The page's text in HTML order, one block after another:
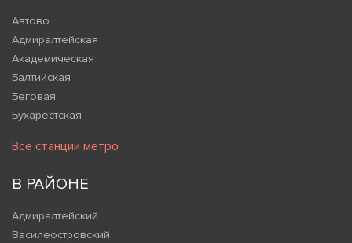
Автово
Адмиралтейская
Академическая
Балтийская
Беговая
Бухарестская
Все станции метро
В РАЙОНЕ
Адмиралтейский
Василеостровский